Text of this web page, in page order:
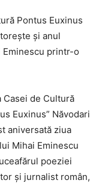
Pontus Euxinus
și anul
Eminescu printr-o
Casei de Cultură
Euxinus” Năvodari
aniversată ziua
Mihai Eminescu
poeziei
și jurnalist român,